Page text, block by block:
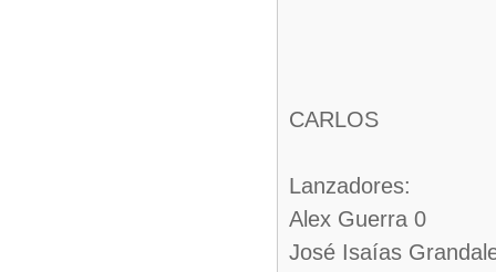
CARLOS
Lanzadores:
Alex Guerra 0
José Isaías